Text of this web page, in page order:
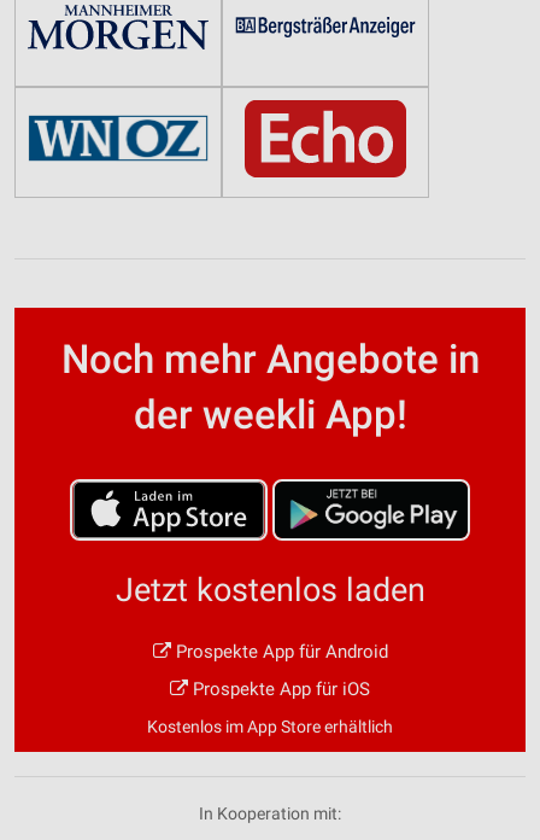
Noch mehr Angebote in
der weekli App!
Jetzt kostenlos laden
Prospekte App für Android
Prospekte App für iOS
Kostenlos im App Store erhältlich
In Kooperation mit: